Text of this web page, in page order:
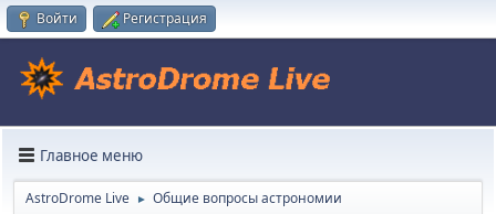
Войти Регистрация
Главное меню
AstroDrome Live ► Общие вопросы астрономии